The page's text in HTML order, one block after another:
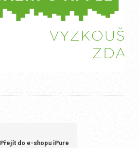
Přejít do e-shopu iPure